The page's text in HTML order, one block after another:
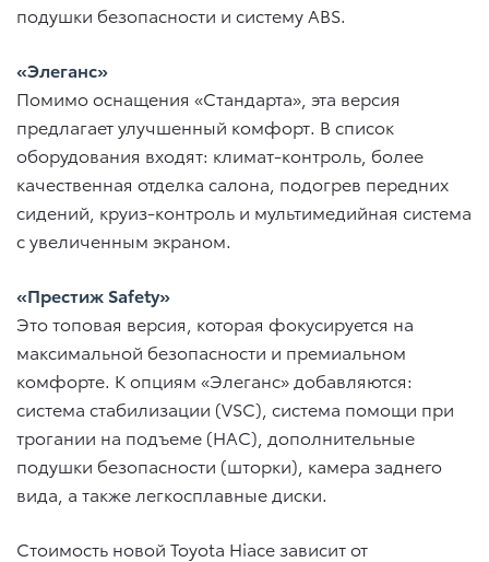
подушки безопасности и систему ABS.
«Элеганс»
Помимо оснащения «Стандарта», эта версия
предлагает улучшенный комфорт. В список
оборудования входят: климат-контроль, более
качественная отделка салона, подогрев передних
сидений, круиз-контроль и мультимедийная система
с увеличенным экраном.
«Престиж Safety»
Это топовая версия, которая фокусируется на
максимальной безопасности и премиальном
комфорте. К опциям «Элеганс» добавляются:
система стабилизации (VSC), система помощи при
трогании на подъеме (HAC), дополнительные
подушки безопасности (шторки), камера заднего
вида, а также легкосплавные диски.
Стоимость новой Toyota Hiace зависит от